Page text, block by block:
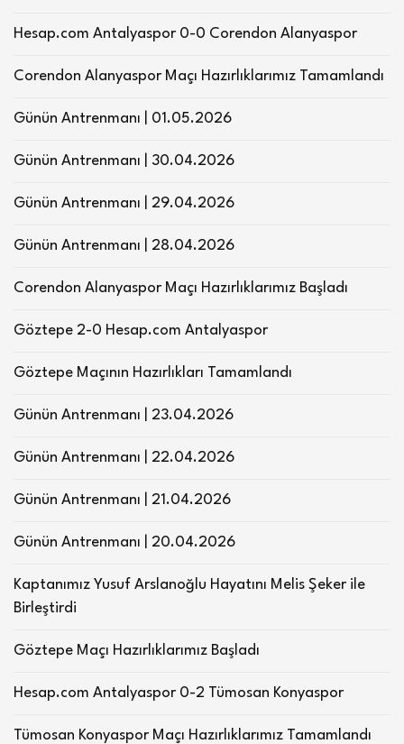
Hesap.com Antalyaspor 0-0 Corendon Alanyaspor
Corendon Alanyaspor Maçı Hazırlıklarımız Tamamlandı
Günün Antrenmanı | 01.05.2026
Günün Antrenmanı | 30.04.2026
Günün Antrenmanı | 29.04.2026
Günün Antrenmanı | 28.04.2026
Corendon Alanyaspor Maçı Hazırlıklarımız Başladı
Göztepe 2-0 Hesap.com Antalyaspor
Göztepe Maçının Hazırlıkları Tamamlandı
Günün Antrenmanı | 23.04.2026
Günün Antrenmanı | 22.04.2026
Günün Antrenmanı | 21.04.2026
Günün Antrenmanı | 20.04.2026
Kaptanımız Yusuf Arslanoğlu Hayatını Melis Şeker ile
Birleştirdi
Göztepe Maçı Hazırlıklarımız Başladı
Hesap.com Antalyaspor 0-2 Tümosan Konyaspor
Tümosan Konyaspor Maçı Hazırlıklarımız Tamamlandı